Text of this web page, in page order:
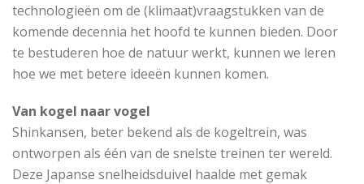
technologieën om de (klimaat)vraagstukken van de
komende decennia het hoofd te kunnen bieden. Door
te bestuderen hoe de natuur werkt, kunnen we leren
hoe we met betere ideeën kunnen komen.
Van kogel naar vogel
Shinkansen, beter bekend als de kogeltrein, was
ontworpen als één van de snelste treinen ter wereld.
Deze Japanse snelheidsduivel haalde met gemak